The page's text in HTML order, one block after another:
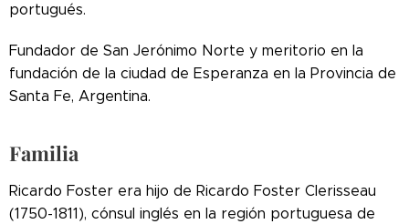
portugués.
Fundador de San Jerónimo Norte y meritorio en la
fundación de la ciudad de Esperanza en la Provincia de
Santa Fe, Argentina.
Familia
Ricardo Foster era hijo de Ricardo Foster Clerisseau
(1750-1811), cónsul inglés en la región portuguesa de